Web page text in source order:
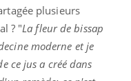
plusieurs
? "La fleur de bissap
moderne et je
ce jus a créé dans